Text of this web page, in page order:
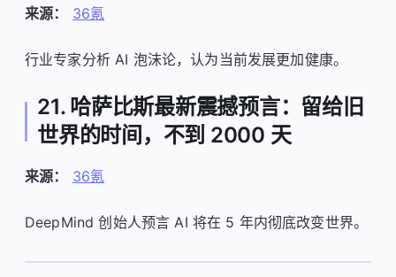
来源： 36氪
行业专家分析 AI 泡沫论，认为当前发展更加健康。
21. 哈萨比斯最新震撼预言：留给旧
世界的时间，不到 2000 天
来源： 36氪
DeepMind 创始人预言 AI 将在 5 年内彻底改变世界。